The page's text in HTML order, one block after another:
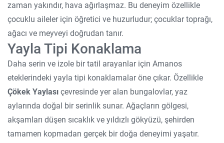
zaman yakındır, hava ağırlaşmaz. Bu deneyim özellikle
çocuklu aileler için öğretici ve huzurludur; çocuklar toprağı,
ağacı ve meyveyi doğrudan tanır.
Yayla Tipi Konaklama
Daha serin ve izole bir tatil arayanlar için Amanos
eteklerindeki yayla tipi konaklamalar öne çıkar. Özellikle
Çökek Yaylası çevresinde yer alan bungalovlar, yaz
aylarında doğal bir serinlik sunar. Ağaçların gölgesi,
akşamları düşen sıcaklık ve yıldızlı gökyüzü, şehirden
tamamen kopmadan gerçek bir doğa deneyimi yaşatır.